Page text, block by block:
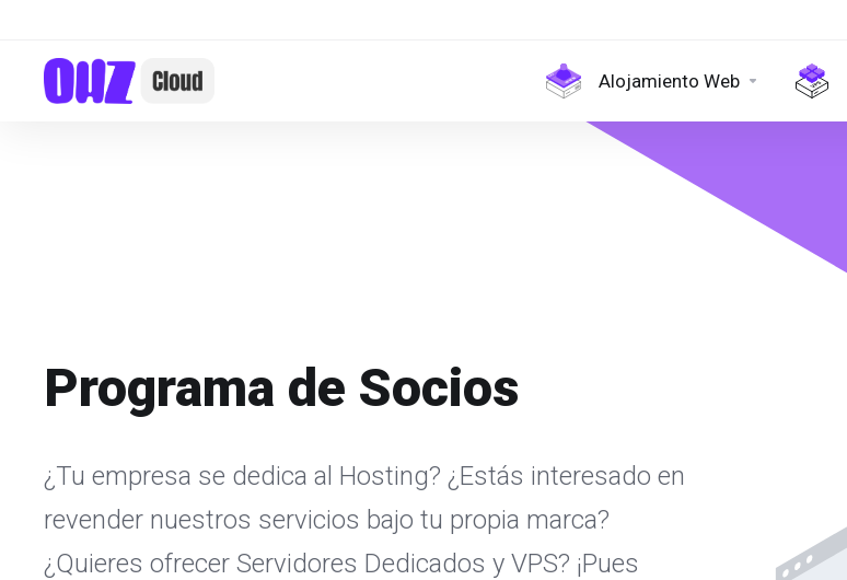
Alojamiento Web
Programa de Socios
¿Tu empresa se dedica al Hosting? ¿Estás interesado en
revender nuestros servicios bajo tu propia marca?
¿Quieres ofrecer Servidores Dedicados y VPS? ¡Pues